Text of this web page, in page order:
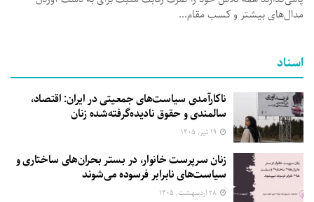
مدال‌های بیشتر و کسب مقام...
اسناد
ناکارآمدی سیاست‌های جمعیتی در ایران: اقتصاد،
سالمندی و حقوق نادیده‌گرفته‌شده زنان
زنان سرپرست خانوار، در بستر بحران‌های ساختاری و
سیاست‌های نابرابر فرسوده می‌شوند